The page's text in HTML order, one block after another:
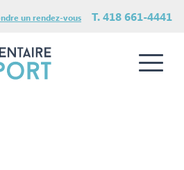
un rendez-vous T. 418 661-4441